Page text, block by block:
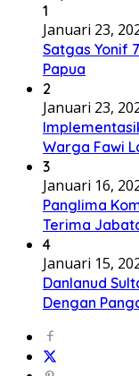
1
Januari 23,
Satgas Yonif
Papua
2
Januari 23,
Warga Fawi
3
Januari 16,
Panglima
Terima
4
Januari 15,
Danlanud
Dengan